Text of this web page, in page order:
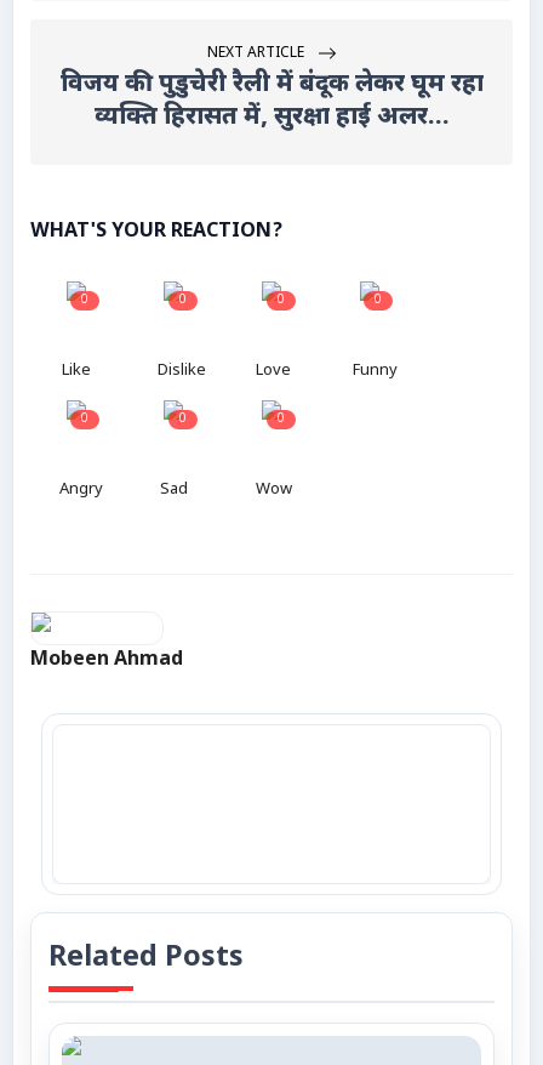
NEXT ARTICLE
विजय की पुडुचेरी रैली में बंदूक लेकर घूम रहा
व्यक्ति हिरासत में, सुरक्षा हाई अलर...
WHAT'S YOUR REACTION?
0
Like
0
Dislike
0
Love
0
Funny
0
Angry
0
Sad
0
Wow
Mobeen Ahmad
Related Posts